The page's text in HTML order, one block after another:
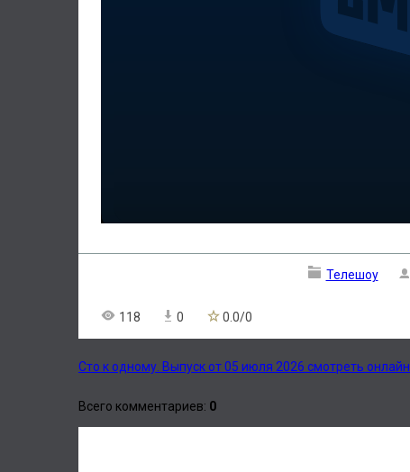
Телешоу
118 0 0.0/0
Сто к одному. Выпуск от 05 июля 2026 смотреть онлайн
Всего комментариев: 0